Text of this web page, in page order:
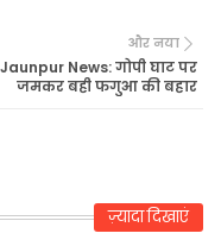
ats
और नया
Jaunpur News: गोपी घाट पर
जमकर बही फगुआ की बहार
ज़्यादा दिखाएं